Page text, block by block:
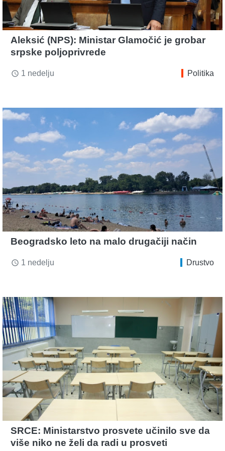
Aleksić (NPS): Ministar Glamočić je grobar
srpske poljoprivrede
access_time 1 nedelju Politika
Beogradsko leto na malo drugačiji način
access_time 1 nedelju Drustvo
SRCE: Ministarstvo prosvete učinilo sve da
više niko ne želi da radi u prosveti